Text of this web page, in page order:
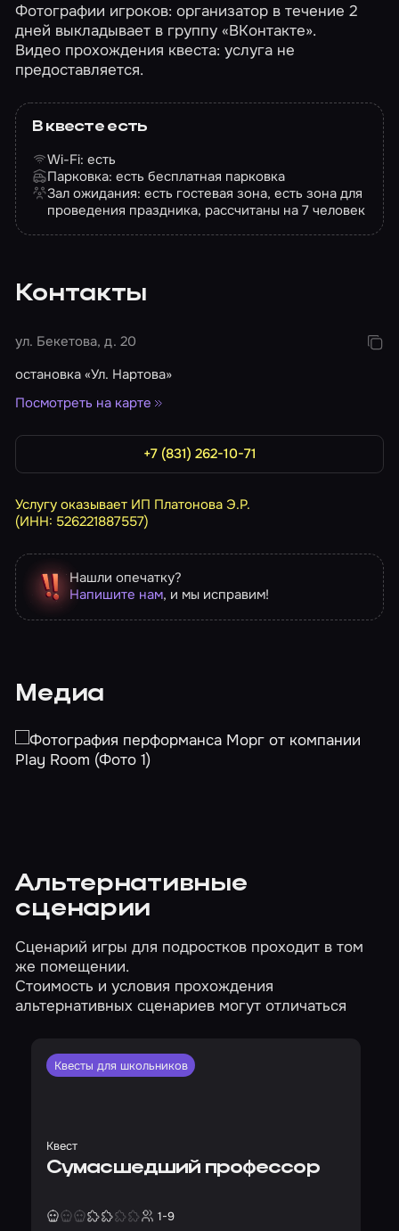
Фотографии игроков: организатор в течение 2
дней выкладывает в группу «ВКонтакте».
Видео прохождения квеста: услуга не
предоставляется.
В квесте есть
Wi-Fi: есть
Парковка: есть бесплатная парковка
Зал ожидания: есть гостевая зона, есть зона для
проведения праздника, рассчитаны на 7 человек
Контакты
ул. Бекетова, д. 20
остановка «Ул. Нартова»
Посмотреть на карте
+7 (831) 262-10-71
Услугу оказывает ИП Платонова Э.Р.
(ИНН: 526221887557)
Нашли опечатку?
Напишите нам, и мы исправим!
Медиа
Альтернативные
сценарии
Сценарий игры для подростков проходит в том
же помещении.
Стоимость и условия прохождения
альтернативных сценариев могут отличаться
Квесты для школьников
Квест
Сумасшедший профессор
1-9